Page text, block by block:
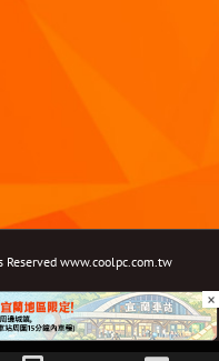
www.coolpc.com.tw
TwitterEmail: ×